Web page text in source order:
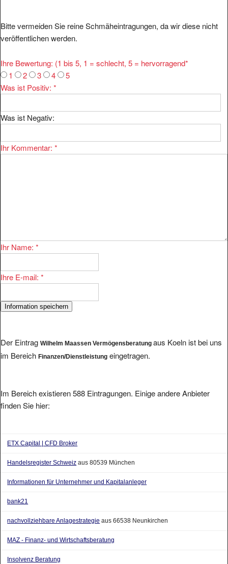
Bitte vermeiden Sie reine Schmäheintragungen, da wir diese nicht
veröffentlichen werden.
Ihre Bewertung: (1 bis 5, 1 = schlecht, 5 = hervorragend*
1
2 3 4
5
Was ist Positiv: *
Was ist Negativ:
Ihr Kommentar: *
Ihr Name: *
Ihre E-mail: *
Der Eintrag Wilhelm Maassen Vermögensberatung aus Koeln ist bei uns
im Bereich Finanzen/Dienstleistung eingetragen.
Im Bereich existieren 588 Eintragungen. Einige andere Anbieter
finden Sie hier:
ETX Capital | CFD Broker
Handelsregister Schweiz aus 80539 München
Informationen für Unternehmer und Kapitalanleger
bank21
nachvollziehbare Anlagestrategie aus 66538 Neunkirchen
MAZ - Finanz- und Wirtschaftsberatung
Insolvenz Beratung